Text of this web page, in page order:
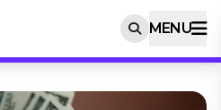
MENU